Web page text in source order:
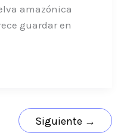
amazónica
guardar en
Siguiente →